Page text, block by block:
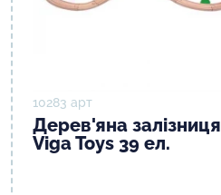
10283 арт
Дерев'яна залізниця
Viga Toys 39 ел.